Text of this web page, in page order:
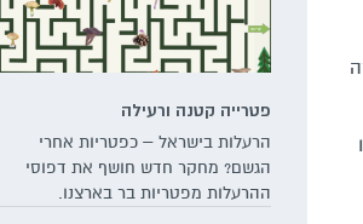
אולטרה-סגול. כך הזיקיות לא מפסיקות
להפתיע בתחפושות מקוריות שיכולות
להוות השראה לקראת החג הצבעוני
פטרייה קטנה ורעילה
הרעלות בישראל – כפטריות אחרי
הגשם? מחקר חדש חושף את דפוסי
ההרעלות מפטריות בר בארצנו.